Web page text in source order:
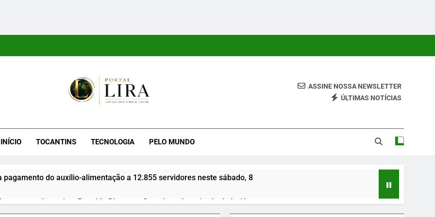
E Uma Boa Experiência Para O Leitor.
ASSINE NOSSA NEWSLETTER
ÚLTIMAS NOTÍCIAS
INÍCIO TOCANTINS TECNOLOGIA PELO MUNDO
pagamento do auxílio-alimentação a 12.855 servidores neste sábado, 8
anuncia apoio a Ronaldo Dimas ao Senado após retirada de Irajá